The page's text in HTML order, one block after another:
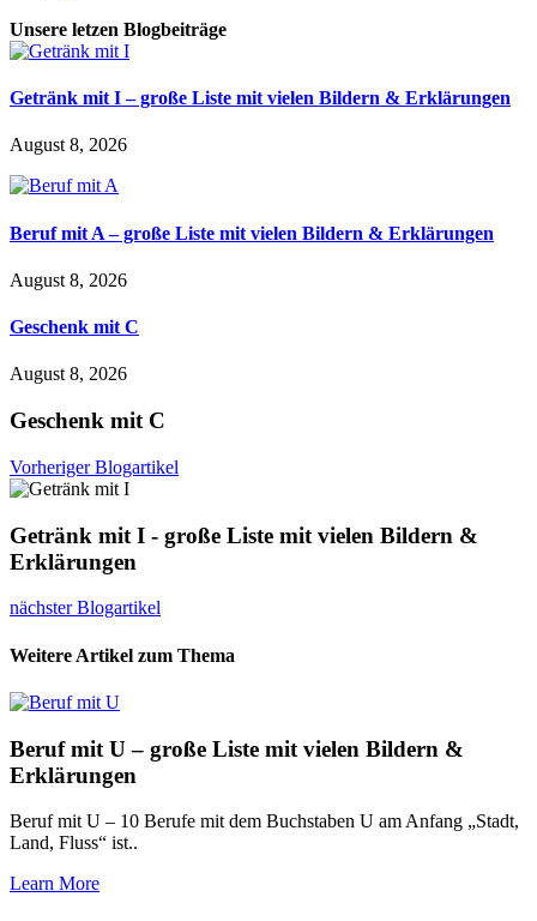
Unsere letzen Blogbeiträge
Getränk mit I – große Liste mit vielen Bildern & Erklärungen
August 8, 2026
Beruf mit A – große Liste mit vielen Bildern & Erklärungen
August 8, 2026
Geschenk mit C
August 8, 2026
Geschenk mit C
Vorheriger Blogartikel
Getränk mit I - große Liste mit vielen Bildern &
Erklärungen
nächster Blogartikel
Weitere Artikel zum Thema
Beruf mit U – große Liste mit vielen Bildern &
Erklärungen
Beruf mit U – 10 Berufe mit dem Buchstaben U am Anfang „Stadt,
Land, Fluss“ ist..
Learn More